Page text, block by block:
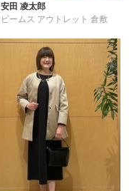
安田 凌太郎
ビームス アウトレット 倉敷